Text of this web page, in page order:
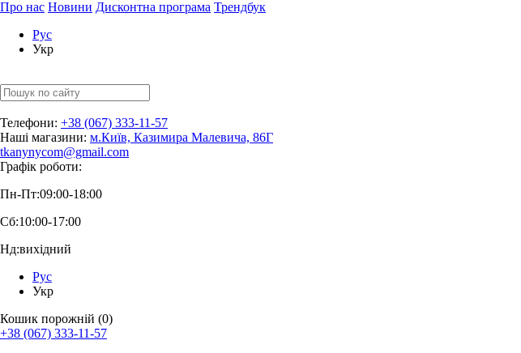
Про нас Новини Дисконтна програма Трендбук
Рус
Укр
Телефони: +38 (067) 333-11-57
Наші магазини: м.Київ, Казимира Малевича, 86Г
tkanynycom@gmail.com
Графік роботи:
Пн-Пт:09:00-18:00
Сб:10:00-17:00
Нд:вихідний
Рус
Укр
Кошик порожній (0)
+38 (067) 333-11-57